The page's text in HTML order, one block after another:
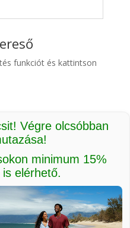
funkciót és kattintson
Végre olcsóbban
minimum 15%
elérhető.